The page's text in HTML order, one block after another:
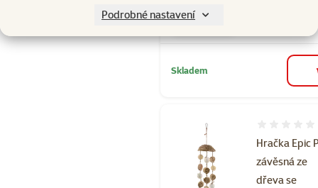
Podrobné nastavení
Skladem
Hračka Epic
závěsná ze
dřeva se